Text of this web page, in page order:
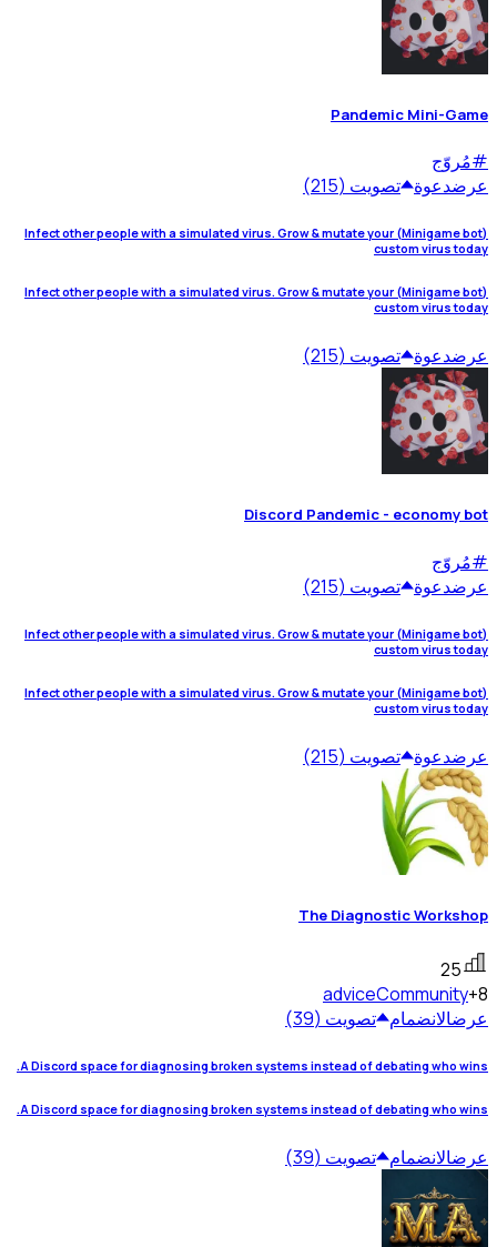
Pandemic Mini-Game
#مُروّج
عرضدعوة تصويت (215)
(Minigame bot) Infect other people with a simulated virus. Grow & mutate your
custom virus today
(Minigame bot) Infect other people with a simulated virus. Grow & mutate your
custom virus today
عرضدعوة تصويت (215)
Discord Pandemic - economy bot
#مُروّج
عرضدعوة تصويت (215)
(Minigame bot) Infect other people with a simulated virus. Grow & mutate your
custom virus today
(Minigame bot) Infect other people with a simulated virus. Grow & mutate your
custom virus today
عرضدعوة تصويت (215)
The Diagnostic Workshop
25
adviceCommunity+8
عرضالانضمام تصويت (39)
A Discord space for diagnosing broken systems instead of debating who wins.
A Discord space for diagnosing broken systems instead of debating who wins.
عرضالانضمام تصويت (39)